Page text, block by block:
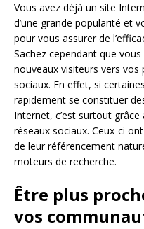
Vous avez déjà un site
d’une grande popularité et
pour vous assurer de
Sachez cependant que
nouveaux visiteurs vers
sociaux. En effet, si
rapidement se constituer
Internet, c’est surtout
réseaux sociaux. Ceux-ci
de leur référencement
moteurs de recherche.
Être plus
vos